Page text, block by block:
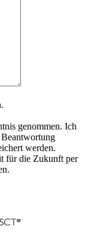
genommen. Ich
werden.
für die Zukunft per